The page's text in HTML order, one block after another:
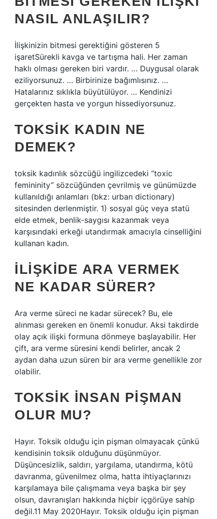
NASIL ANLAŞILIR?
İlişkinizin bitmesi gerektiğini gösteren 5
işaretSürekli kavga ve tartışma hali. Her zaman
haklı olması gereken biri vardır. … Duygusal olarak
eziliyorsunuz. … Birbirinize bağımlısınız. …
Hatalarınız sıklıkla büyütülüyor. … Kendinizi
gerçekten hasta ve yorgun hissediyorsunuz.
TOKSIK KADIN NE
DEMEK?
toksik kadınlık sözcüğü ingilizcedeki “toxic
femininity” sözcüğünden çevrilmiş ve günümüzde
kullanıldığı anlamları (bkz: urban dictionary)
sitesinden derlenmiştir. 1) sosyal güç veya statü
elde etmek, benlik-saygısı kazanmak veya
karşısındaki erkeği utandırmak amacıyla cinselliğini
kullanan kadın.
İLIŞKIDE ARA VERMEK
NE KADAR SÜRER?
Ara verme süreci ne kadar sürecek? Bu, ele
alınması gereken en önemli konudur. Aksi takdirde
olay açık ilişki formuna dönmeye başlayabilir. Her
çift, ara verme süresini kendi belirler, ancak 2
aydan daha uzun süren bir ara verme genellikle zor
olabilir.
TOKSIK INSAN PIŞMAN
OLUR MU?
Hayır. Toksik olduğu için pişman olmayacak çünkü
kendisinin toksik olduğunu düşünmüyor.
Düşüncesizlik, saldırı, yargılama, utandırma, kötü
davranma, güvenilmez olma, hatta ihtiyaçlarınızı
karşılamaya bile çalışmama veya başka bir şey
olsun, davranışları hakkında hiçbir içgörüye sahip
değil.11 May 2020Hayır. Toksik olduğu için pişman